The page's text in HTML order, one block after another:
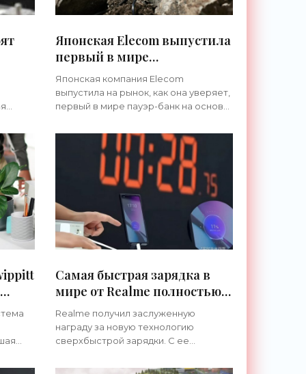
Японская Elecom выпустила
первый в мире
коммерческий натрий-
ионный пауэрбанк -
«Технологии»
Японская компания Elecom
выпустила на рынок, как она уверяет,
первый в мире пауэр-банк на основе
называется DE-C55L-9000, ее
емкость составляет 9 000 мА⋅ч, в
Самая быстрая зарядка в
мире от Realme полностью
зарядит телефон менее чем
за 5 минут - «Технологии»
Realme получил заслуженную
награду за новую технологию
сверхбыстрой зарядки. С ее
можно полностью зарядить всего за